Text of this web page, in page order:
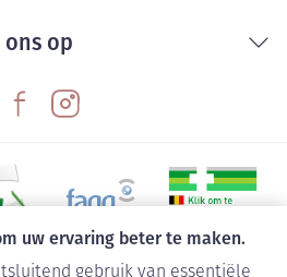
uw ervaring beter te maken.
gebruik van essentiële
op